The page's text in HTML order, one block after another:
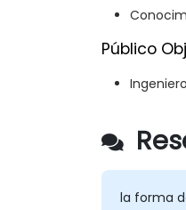
Público
la forma